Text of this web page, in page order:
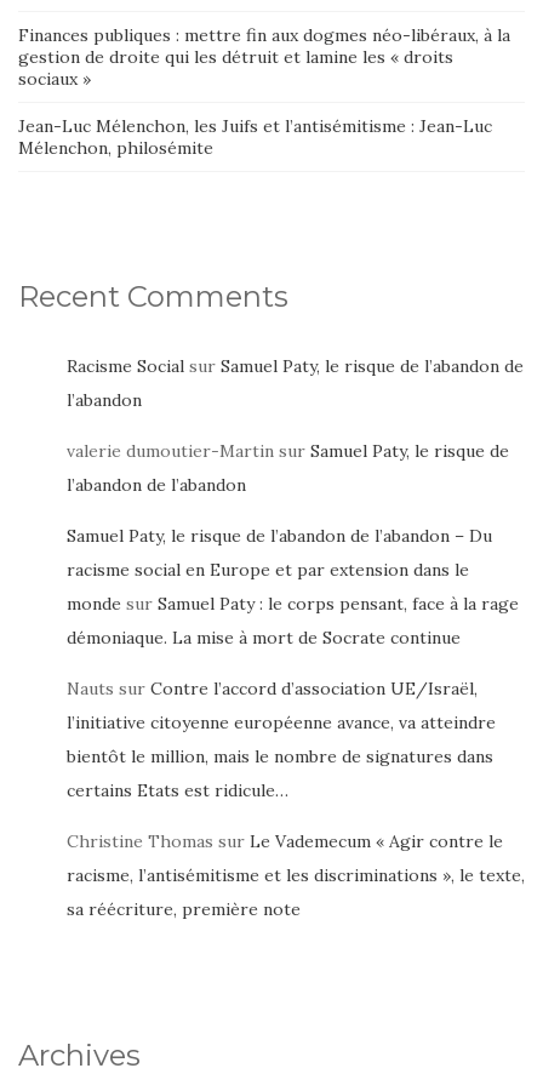
Finances publiques : mettre fin aux dogmes néo-libéraux, à la
gestion de droite qui les détruit et lamine les « droits
sociaux »
Jean-Luc Mélenchon, les Juifs et l’antisémitisme : Jean-Luc
Mélenchon, philosémite
Recent Comments
Racisme Social sur Samuel Paty, le risque de l’abandon de
l’abandon
valerie dumoutier-Martin sur Samuel Paty, le risque de
l’abandon de l’abandon
Samuel Paty, le risque de l’abandon de l’abandon – Du
racisme social en Europe et par extension dans le
monde sur Samuel Paty : le corps pensant, face à la rage
démoniaque. La mise à mort de Socrate continue
Nauts sur Contre l’accord d’association UE/Israël,
l’initiative citoyenne européenne avance, va atteindre
bientôt le million, mais le nombre de signatures dans
certains Etats est ridicule…
Christine Thomas sur Le Vademecum « Agir contre le
racisme, l’antisémitisme et les discriminations », le texte,
sa réécriture, première note
Archives